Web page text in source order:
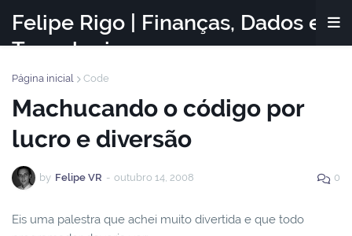
Felipe Rigo | Finanças, Dados e
Tecnologia
Página inicial Code
Machucando o código por
lucro e diversão
by Felipe VR - outubro 14, 2008 0
Eis uma palestra que achei muito divertida e que todo